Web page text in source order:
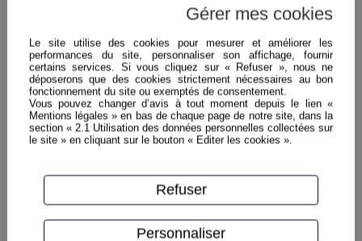
Gérer mes cookies
Le site utilise des cookies pour mesurer et améliorer les
performances du site, personnaliser son affichage, fournir
certains services. Si vous cliquez sur « Refuser », nous ne
déposerons que des cookies strictement nécessaires au bon
fonctionnement du site ou exemptés de consentement.
Vous pouvez changer d’avis à tout moment depuis le lien «
Mentions légales » en bas de chaque page de notre site, dans la
section « 2.1 Utilisation des données personnelles collectées sur
le site » en cliquant sur le bouton « Editer les cookies ».
Refuser
Personnaliser